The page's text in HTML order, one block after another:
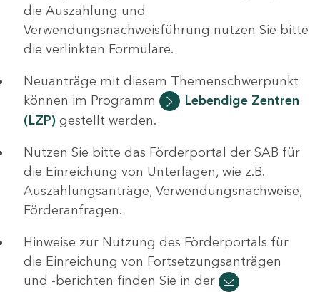
die Auszahlung und
Verwendungsnachweisführung nutzen Sie bitte
die verlinkten Formulare.
Neuanträge mit diesem Themenschwerpunkt
können im Programm
Lebendige Zentren
(LZP) gestellt werden.
Nutzen Sie bitte das Förderportal der SAB für
die Einreichung von Unterlagen, wie z.B.
Auszahlungsanträge, Verwendungsnachweise,
Förderanfragen.
Hinweise zur Nutzung des Förderportals für
die Einreichung von Fortsetzungsanträgen
und -berichten finden Sie in der